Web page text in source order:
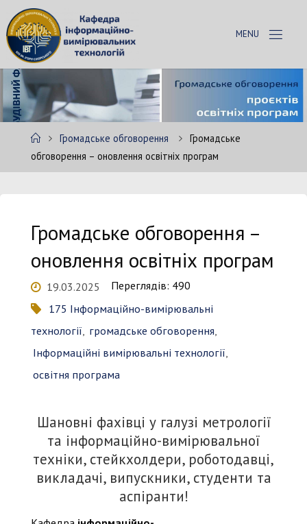
Skip
to
content
АФ
ЕД
РА
ІВ
Т
HomeГромадське обговорення
Громадське
обговорення – оновлення освітніх програм
Громадське обговорення –
оновлення освітніх програм
19.03.2025
175 Інформаційно-вимірювальні
технології громадське обговорення
Інформаційні вимірювальні технології
освітня програма
Переглядів: 490
Шановні фахівці у галузі метрології
та інформаційно-вимірювальної
техніки, стейкхолдери, роботодавці,
викладачі, випускники, студенти та
аспіранти!